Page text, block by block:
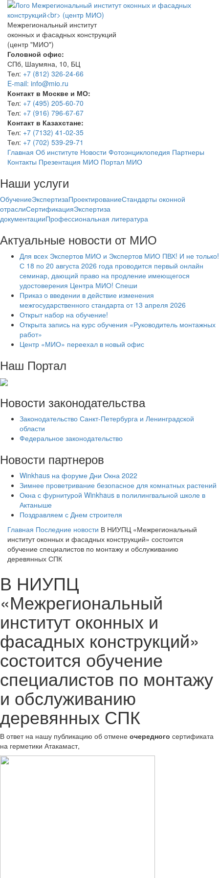
Межрегиональный институт
оконных и фасадных конструкций
(центр "МИО")
Головной офис:
СПб, Шаумяна, 10, БЦ
Тел: +7 (812) 326-24-66
E-mail: info@mio.ru
Контакт в Москве и МО:
Тел: +7 (495) 205-60-70
Тел: +7 (916) 796-67-67
Контакт в Казахстане:
Тел: +7 (7132) 41-02-35
Тел: +7 (702) 539-29-71
Главная Об институте Новости Фотоэнциклопедия Партнеры
Контакты Презентация МИО Портал МИО
Наши услуги
ОбучениеЭкспертизаПроектированиеСтандарты оконной
отраслиСертификацияЭкспертиза
документацииПрофессиональная литература
Актуальные новости от МИО
Для всех Экспертов МИО и Экспертов МИО ПВХ! И не только!
С 18 по 20 августа 2026 года проводится первый онлайн
семинар, дающий право на продление имеющегося
удостоверения Центра МИО! Спеши
Приказ о введении в действие изменения
межгосударственного стандарта от 13 апреля 2026
Открыт набор на обучение!
Открыта запись на курс обучения «Руководитель монтажных
работ»
Центр «МИО» переехал в новый офис
Наш Портал
Новости законодательства
Законодательство Санкт-Петербурга и Ленинградской
области
Федеральное законодательство
Новости партнеров
Winkhaus на форуме Дни Окна 2022
Зимнее проветривание безопасное для комнатных растений
Окна с фурнитурой Winkhaus в полилингвальной школе в
Актаныше
Поздравляем с Днем строителя
Главная Последние новости В НИУПЦ «Межрегиональный
институт оконных и фасадных конструкций» состоится
обучение специалистов по монтажу и обслуживанию
деревянных СПК
В НИУПЦ
«Межрегиональный
институт оконных и
фасадных конструкций»
состоится обучение
специалистов по монтажу
и обслуживанию
деревянных СПК
В ответ на нашу публикацию об отмене очередного сертификата
на герметики Атакамаст,